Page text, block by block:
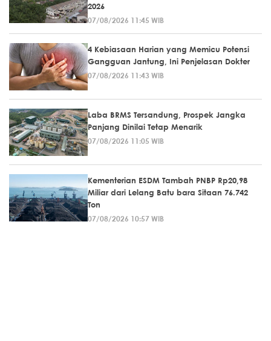
2026
07/08/2026 11:45 WIB
4 Kebiasaan Harian yang Memicu Potensi
Gangguan Jantung, Ini Penjelasan Dokter
07/08/2026 11:43 WIB
Laba BRMS Tersandung, Prospek Jangka
Panjang Dinilai Tetap Menarik
07/08/2026 11:05 WIB
Kementerian ESDM Tambah PNBP Rp20,98
Miliar dari Lelang Batu bara Sitaan 76.742
Ton
07/08/2026 10:57 WIB